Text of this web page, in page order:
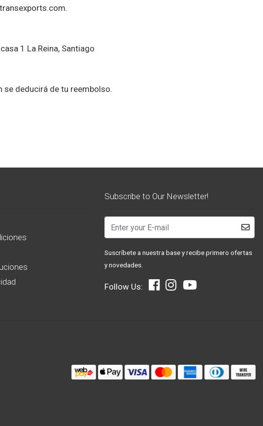
1 La Reina, Santiago
se deducirá de tu reembolso.
Subscribe to Our Newsletter!
Suscríbete a nuestra base y recibe primero ofertas
y novedades.
Follow Us: